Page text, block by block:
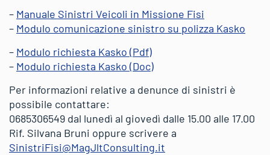
– Manuale Sinistri Veicoli in Missione Fisi
– Modulo comunicazione sinistro su polizza Kasko
– Modulo richiesta Kasko (Pdf)
– Modulo richiesta Kasko (Doc)
Per informazioni relative a denunce di sinistri è
possibile contattare:
0685306549 dal lunedì al giovedì dalle 15.00 alle 17.00
Rif. Silvana Bruni oppure scrivere a
SinistriFisi@MagJltConsulting.it